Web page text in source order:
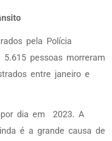
pela Polícia
5.615 pessoas morreram
entre janeiro e
dia em 2023. A
é a grande causa de